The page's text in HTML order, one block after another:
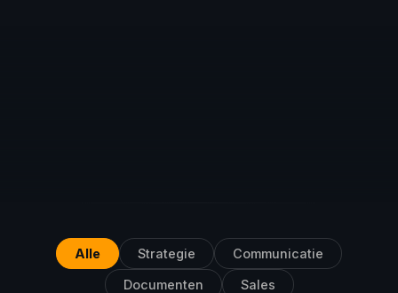
Alle Strategie Communicatie
Documenten Sales